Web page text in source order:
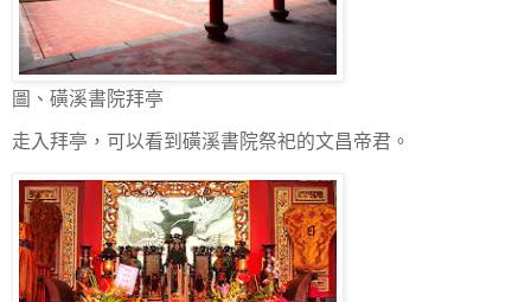
圖、磺溪書院拜亭
走入拜亭，可以看到磺溪書院祭祀的文昌帝君。